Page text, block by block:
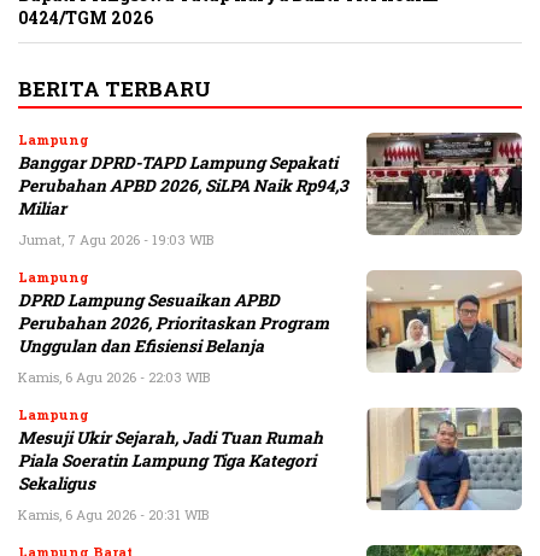
0424/TGM 2026
BERITA TERBARU
Lampung
Banggar DPRD-TAPD Lampung Sepakati
Perubahan APBD 2026, SiLPA Naik Rp94,3
Miliar
Jumat, 7 Agu 2026 - 19:03 WIB
Lampung
DPRD Lampung Sesuaikan APBD
Perubahan 2026, Prioritaskan Program
Unggulan dan Efisiensi Belanja
Kamis, 6 Agu 2026 - 22:03 WIB
Lampung
Mesuji Ukir Sejarah, Jadi Tuan Rumah
Piala Soeratin Lampung Tiga Kategori
Sekaligus
Kamis, 6 Agu 2026 - 20:31 WIB
Lampung Barat